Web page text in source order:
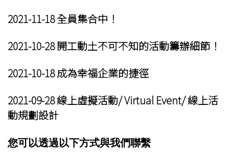
2021-11-18 全員集合中！
2021-10-28 開工動土不可不知的活動籌辦細節！
2021-10-18 成為幸福企業的捷徑
2021-09-28 線上虛擬活動/ Virtual Event/ 線上活
動規劃設計
您可以透過以下方式與我們聯繫